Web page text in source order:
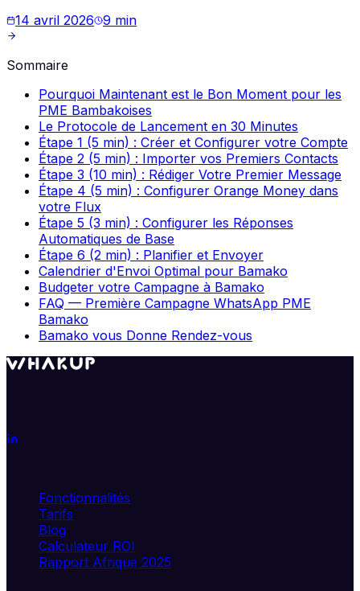
14 avril 2026 9 min
Sommaire
Pourquoi Maintenant est le Bon Moment pour les
PME Bambakoises
Le Protocole de Lancement en 30 Minutes
Étape 1 (5 min) : Créer et Configurer votre Compte
Étape 2 (5 min) : Importer vos Premiers Contacts
Étape 3 (10 min) : Rédiger Votre Premier Message
Étape 4 (5 min) : Configurer Orange Money dans
votre Flux
Étape 5 (3 min) : Configurer les Réponses
Automatiques de Base
Étape 6 (2 min) : Planifier et Envoyer
Calendrier d'Envoi Optimal pour Bamako
Budgeter votre Campagne à Bamako
FAQ — Première Campagne WhatsApp PME
Bamako
Bamako vous Donne Rendez-vous
Fonctionnalités
Tarifs
Blog
Calculateur ROI
Rapport Afrique 2025